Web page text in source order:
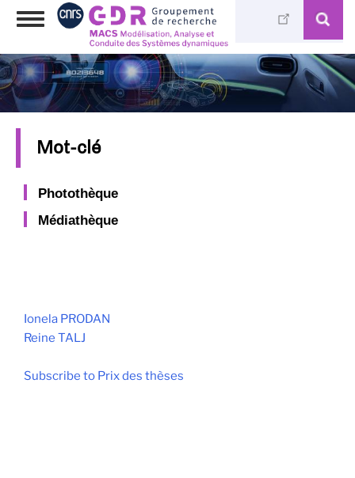
Skip
content
Toggle
Mot-clé
Photothèque
Médiathèque
Ionela PRODAN
Reine TALJ
Subscribe to Prix des thèses